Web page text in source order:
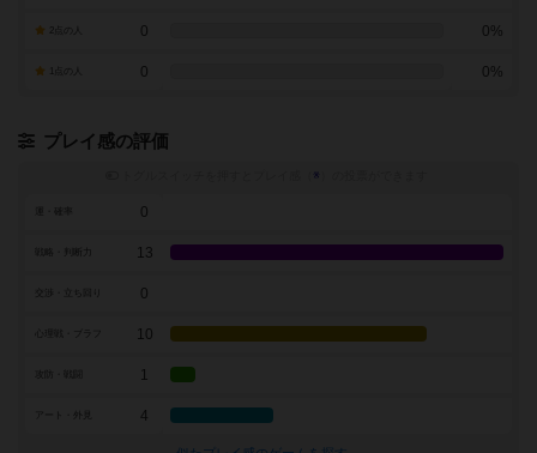
0 0%
0 0%
プレイ感の評価
※
0
13
0
10
1
アート・外見 4